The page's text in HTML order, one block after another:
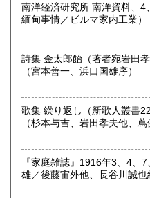
ださい。
担当者不在の場合もあり、無
その他、お問合せなどござ
メールアドレスを明記の上
ご明記ない場合はお応えでき
じめご了承のほどをお願いし
取り扱い分野
総記、近代文献、趣味、サ
南洋経済研究所 南洋資料、
詩集 金太郎飴（著者宛岩田
（宮本善一、浜口国雄序）
歌集 繰り返し（新歌人叢書
（杉本与吉、岩田孝夫他、蔦
『家庭雑誌』1916年3、4、7、
雄／後藤宙外他、長谷川誠也